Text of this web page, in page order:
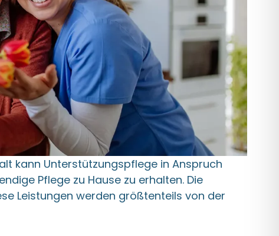
kann Unterstützungspflege in Anspruch
Pflege zu Hause zu erhalten. Die
Leistungen werden größtenteils von der